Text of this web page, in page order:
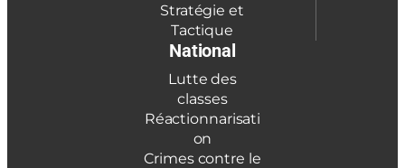
Stratégie et
Tactique
National
Lutte des
classes
Réactionnarisati
on
Crimes contre le